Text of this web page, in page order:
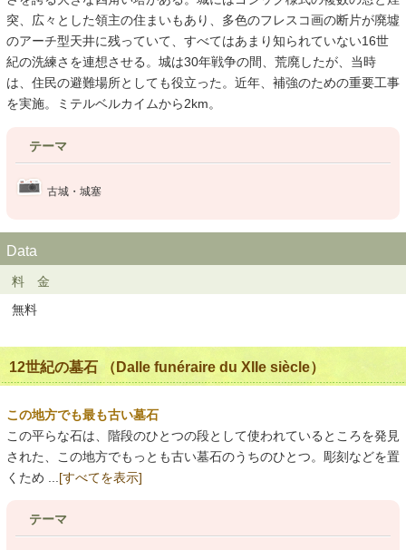
突、広々とした領主の住まいもあり、多色のフレスコ画の断片が廃墟
のアーチ型天井に残っていて、すべてはあまり知られていない16世
紀の洗練さを連想させる。城は30年戦争の間、荒廃したが、当時
は、住民の避難場所としても役立った。近年、補強のための重要工事
を実施。ミテルベルカイムから2km。
テーマ
古城・城塞
Data
料 金
無料
12世紀の墓石 （Dalle funéraire du XIIe siècle）
この地方でも最も古い墓石
この平らな石は、階段のひとつの段として使われているところを発見
された、この地方でもっとも古い墓石のうちのひとつ。彫刻などを置
くため ... [すべてを表示]
テーマ